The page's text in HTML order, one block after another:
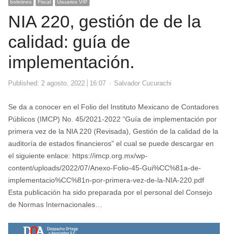
boletines Fiscal Usuarios VIP
NIA 220, gestión de de la
calidad: guía de
implementación.
Published: 2 agosto, 2022 16:07 Author
Salvador Cucurachi
Se da a conocer en el Folio del Instituto Mexicano de Contadores
Públicos (IMCP) No. 45/2021-2022 “Guía de implementación por
primera vez de la NIA 220 (Revisada), Gestión de la calidad de la
auditoría de estados financieros” el cual se puede descargar en
el siguiente enlace: https://imcp.org.mx/wp-
content/uploads/2022/07/Anexo-Folio-45-Gui%CC%81a-de-
implementacio%CC%81n-por-primera-vez-de-la-NIA-220.pdf
Esta publicación ha sido preparada por el personal del Consejo
de Normas Internacionales…